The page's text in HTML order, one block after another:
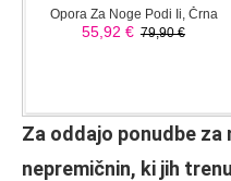
Za oddajo ponudbe za
nepremičnin, ki jih